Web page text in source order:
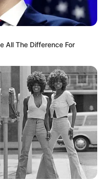
All The Difference For